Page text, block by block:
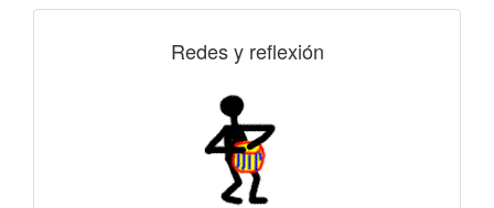
Redes y reflexión